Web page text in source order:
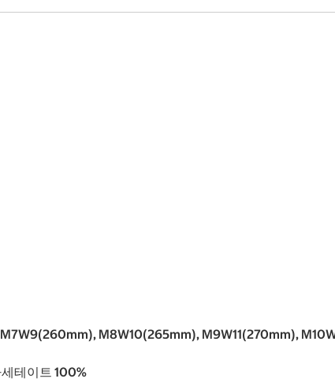
M8W10(265mm), M9W11(270mm),
테이트 100%